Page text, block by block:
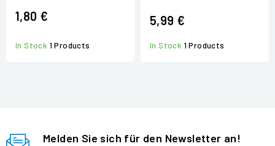
1,80 €
In Stock 1 Products
5,99 €
In Stock 1 Products
Melden Sie sich für den Newsletter an!